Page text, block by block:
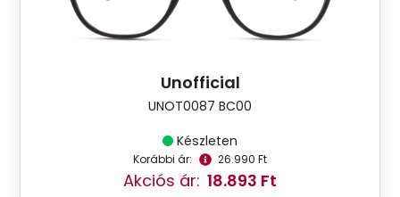
Unofficial
UNOT0087 BC00
Készleten
Korábbi ár: 26.990 Ft
Akciós ár: 18.893 Ft